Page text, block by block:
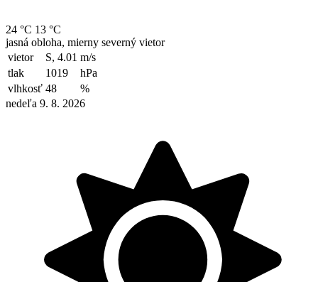
24 °C 13 °C
jasná obloha, mierny severný vietor
vietor
S, 4.01 m/s
tlak
1019
hPa
vlhkosť 48
%
nedeľa 9. 8. 2026